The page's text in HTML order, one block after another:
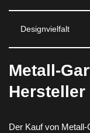
Designvielfalt
Metall-
Hersteller
Der Kauf von